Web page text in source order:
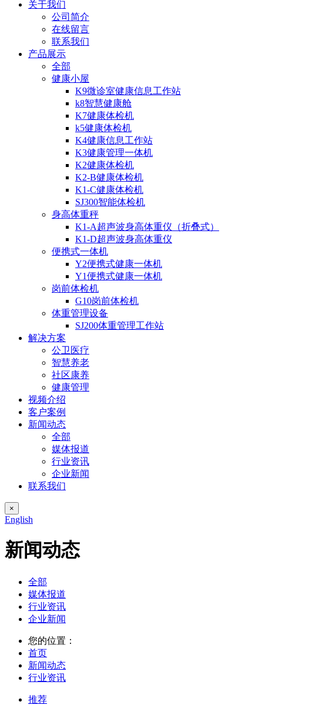
关于我们
公司简介
在线留言
联系我们
产品展示
全部
健康小屋
K9微诊室健康信息工作站
k8智慧健康舱
K7健康体检机
k5健康体检机
K4健康信息工作站
K3健康管理一体机
K2健康体检机
K2-B健康体检机
K1-C健康体检机
SJ300智能体检机
身高体重秤
K1-A超声波身高体重仪（折叠式）
K1-D超声波身高体重仪
便携式一体机
Y2便携式健康一体机
Y1便携式健康一体机
岗前体检机
G10岗前体检机
体重管理设备
SJ200体重管理工作站
解决方案
公卫医疗
智慧养老
社区康养
健康管理
视频介绍
客户案例
新闻动态
全部
媒体报道
行业资讯
企业新闻
联系我们
×
English
新闻动态
全部
媒体报道
行业资讯
企业新闻
您的位置：
首页
新闻动态
行业资讯
推荐